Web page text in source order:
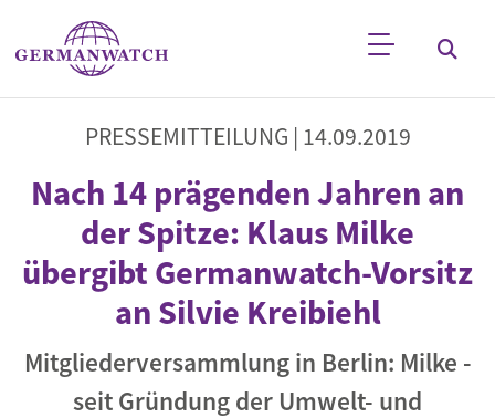
Direkt zum Inhalt
Stichwortsuche
PRESSEMITTEILUNG | 14.09.2019
Nach 14 prägenden Jahren an
der Spitze: Klaus Milke
übergibt Germanwatch-Vorsitz
an Silvie Kreibiehl
Mitgliederversammlung in Berlin: Milke -
seit Gründung der Umwelt- und